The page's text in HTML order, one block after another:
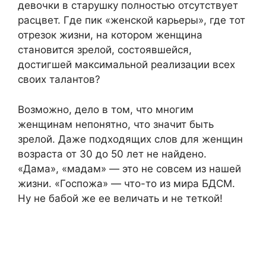
девочки в старушку полностью отсутствует
расцвет. Где пик «женской карьеры», где тот
отрезок жизни, на котором женщина
становится зрелой, состоявшейся,
достигшей максимальной реализации всех
своих талантов?
Возможно, дело в том, что многим
женщинам непонятно, что значит быть
зрелой. Даже подходящих слов для женщин
возраста от 30 до 50 лет не найдено.
«Дама», «мадам» — это не совсем из нашей
жизни. «Госпожа» — что-то из мира БДСМ.
Ну не бабой же ее величать и не теткой!